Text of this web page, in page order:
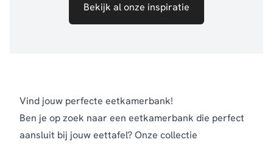
Bekijk al onze inspiratie
Vind jouw perfecte eetkamerbank!
Ben je op zoek naar een eetkamerbank die perfect
aansluit bij jouw eettafel? Onze collectie